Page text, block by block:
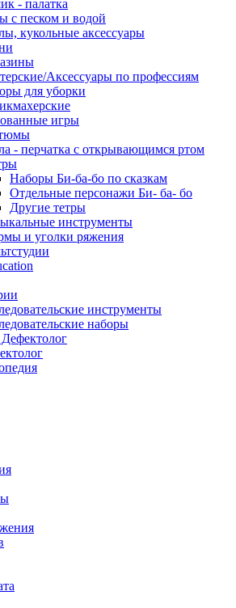
- палатка
с песком и водой
кукольные аксессуары
Аксессуары по профессиям
для уборки
игры
- перчатка с открывающимся ртом
Наборы Би-ба-бо по сказкам
Отдельные персонажи Би- ба- бо
Другие тетры
инструменты
и уголки ряжения
инструменты
наборы